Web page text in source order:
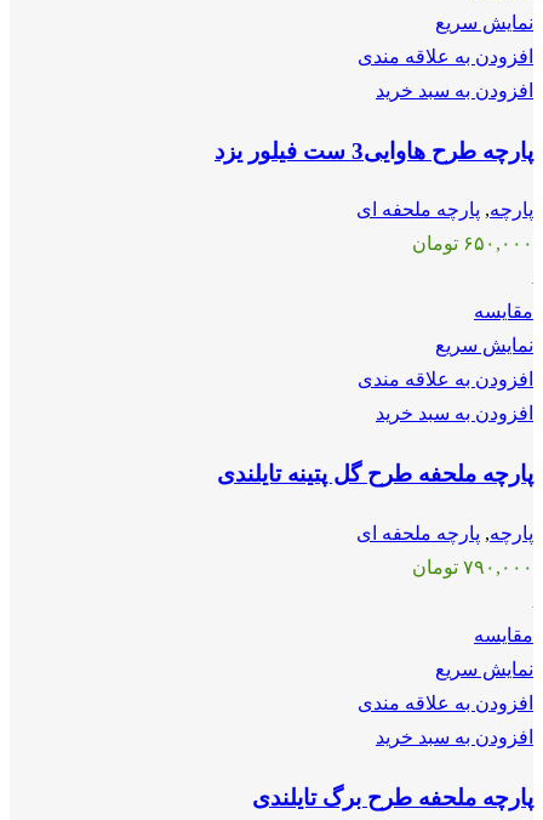
نمایش سریع
افزودن به علاقه مندی
افزودن به سبد خرید
پارچه طرح هاوایی3 ست فیلور یزد
پارچه, پارچه ملحفه ای
۶۵۰,۰۰۰ تومان
مقايسه
نمایش سریع
افزودن به علاقه مندی
افزودن به سبد خرید
پارچه ملحفه طرح گل پتینه تایلندی
پارچه, پارچه ملحفه ای
۷۹۰,۰۰۰ تومان
مقايسه
نمایش سریع
افزودن به علاقه مندی
افزودن به سبد خرید
پارچه ملحفه طرح برگ تایلندی